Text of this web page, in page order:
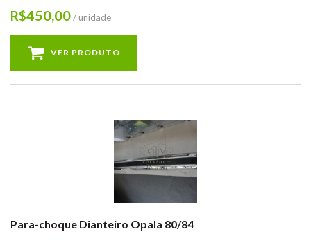
R$450,00/ unidade
VER PRODUTO
Para-choque Dianteiro Opala 80/84